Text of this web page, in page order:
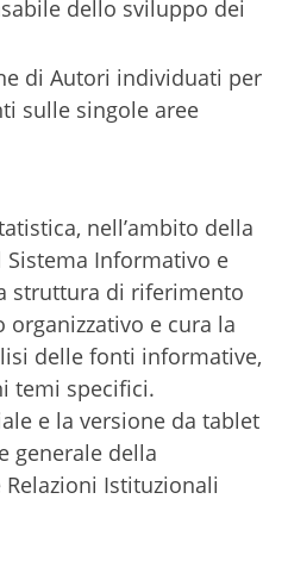
dello sviluppo dei
di Autori individuati per
sulle singole aree
nell’ambito della
Sistema Informativo e
struttura di riferimento
organizzativo e cura la
delle fonti informative,
temi specifici.
e la versione da tablet
generale della
Istituzionali